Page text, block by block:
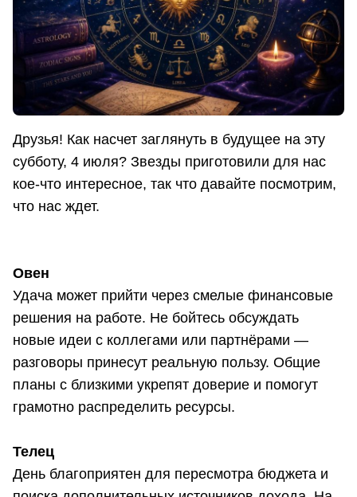
Друзья! Как насчет заглянуть в будущее на эту
субботу, 4 июля? Звезды приготовили для нас
кое-что интересное, так что давайте посмотрим,
что нас ждет.
Овен
Удача может прийти через смелые финансовые
решения на работе. Не бойтесь обсуждать
новые идеи с коллегами или партнёрами —
разговоры принесут реальную пользу. Общие
планы с близкими укрепят доверие и помогут
грамотно распределить ресурсы.
Телец
День благоприятен для пересмотра бюджета и